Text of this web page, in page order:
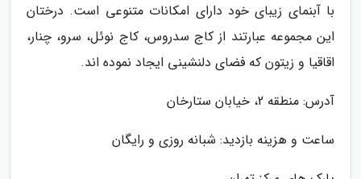
با آبنمای زیبای خود دارای امکانات متنوعی است. درختان
این مجموعه عبارتند از کاج سدروس، کاج نوئل، سرو، چنار،
اقاقیا و زیتون که فضای دلنشینی ایجاد نموده اند.
آدرس: منطقه 2، خیابان ستارخان
ساعت و هزینه بازدید: شبانه روزی و رایگان